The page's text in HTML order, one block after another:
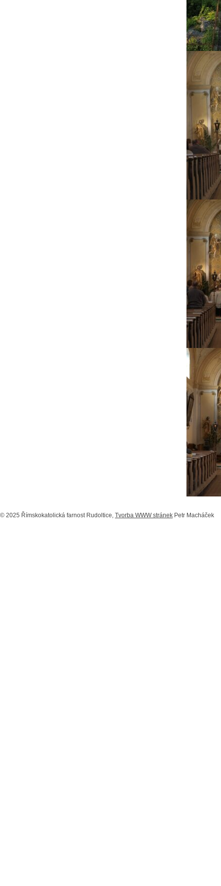
© 2025 Římskokatolická farnost Rudoltice, Tvorba WWW stránek Petr Macháček